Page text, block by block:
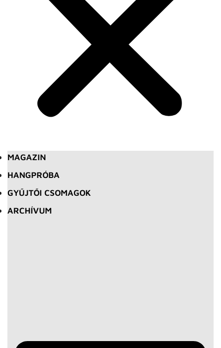
MAGAZIN
HANGPRÓBA
GYŰJTŐI CSOMAGOK
ARCHÍVUM